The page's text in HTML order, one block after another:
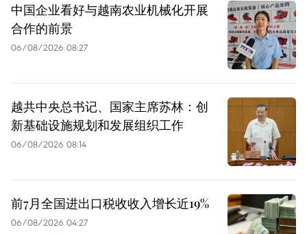
中国企业看好与越南农业机械化开展
合作的前景
06/08/2026 08:27
越共中央总书记、国家主席苏林：创
新基础设施规划和发展组织工作
06/08/2026 08:14
前7月全国进出口税收收入增长近19%
06/08/2026 04:27